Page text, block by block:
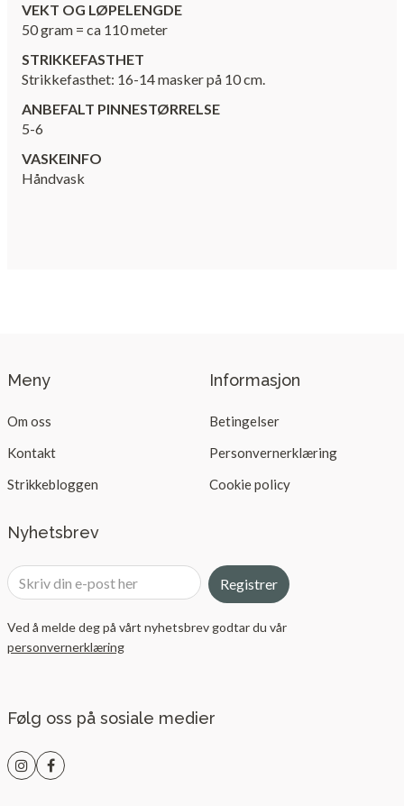
VEKT OG LØPELENGDE
50 gram = ca 110 meter
STRIKKEFASTHET
Strikkefasthet: 16-14 masker på 10 cm.
ANBEFALT PINNESTØRRELSE
5-6
VASKEINFO
Håndvask
Meny
Om oss
Kontakt
Strikkebloggen
Informasjon
Betingelser
Personvernerklæring
Cookie policy
Nyhetsbrev
Registrer
Ved å melde deg på vårt nyhetsbrev godtar du vår
personvernerklæring
Følg oss på sosiale medier